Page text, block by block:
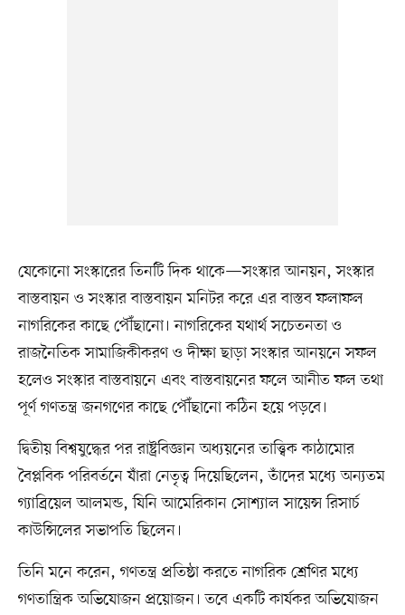
যেকোনো সংস্কারের তিনটি দিক থাকে—সংস্কার আনয়ন, সংস্কার
বাস্তবায়ন ও সংস্কার বাস্তবায়ন মনিটর করে এর বাস্তব ফলাফল
নাগরিকের কাছে পৌঁছানো। নাগরিকের যথার্থ সচেতনতা ও
রাজনৈতিক সামাজিকীকরণ ও দীক্ষা ছাড়া সংস্কার আনয়নে সফল
হলেও সংস্কার বাস্তবায়নে এবং বাস্তবায়নের ফলে আনীত ফল তথা
পূর্ণ গণতন্ত্র জনগণের কাছে পৌঁছানো কঠিন হয়ে পড়বে।
দ্বিতীয় বিশ্বযুদ্ধের পর রাষ্ট্রবিজ্ঞান অধ্যয়নের তাত্ত্বিক কাঠামোর
বৈপ্লবিক পরিবর্তনে যাঁরা নেতৃত্ব দিয়েছিলেন, তাঁদের মধ্যে অন্যতম
গ্যাব্রিয়েল আলমন্ড, যিনি আমেরিকান সোশ্যাল সায়েন্স রিসার্চ
কাউন্সিলের সভাপতি ছিলেন।
তিনি মনে করেন, গণতন্ত্র প্রতিষ্ঠা করতে নাগরিক শ্রেণির মধ্যে
গণতান্ত্রিক অভিযোজন প্রয়োজন। তবে একটি কার্যকর অভিযোজন